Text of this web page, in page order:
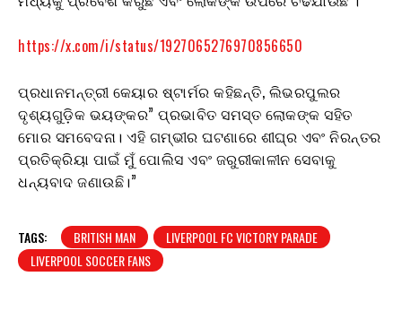
https://x.com/i/status/1927065276970856650
ପ୍ରଧାନମନ୍ତ୍ରୀ କେୟାର ଷ୍ଟାର୍ମର କହିଛନ୍ତି, ଲିଭରପୁଲର
ଦୃଶ୍ୟଗୁଡ଼ିକ ଭୟଙ୍କର” ପ୍ରଭାବିତ ସମସ୍ତ ଲୋକଙ୍କ ସହିତ
ମୋର ସମବେଦନା। ଏହି ଗମ୍ଭୀର ଘଟଣାରେ ଶୀଘ୍ର ଏବଂ ନିରନ୍ତର
ପ୍ରତିକ୍ରିୟା ପାଇଁ ମୁଁ ପୋଲିସ ଏବଂ ଜରୁରୀକାଳୀନ ସେବାକୁ
ଧନ୍ୟବାଦ ଜଣାଉଛି।”
TAGS: BRITISH MAN
LIVERPOOL FC VICTORY PARADE
LIVERPOOL SOCCER FANS